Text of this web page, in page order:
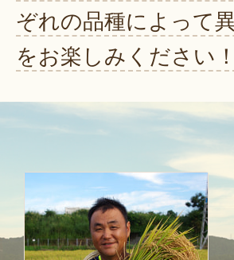
ぞれの品種によって
をお楽しみください！